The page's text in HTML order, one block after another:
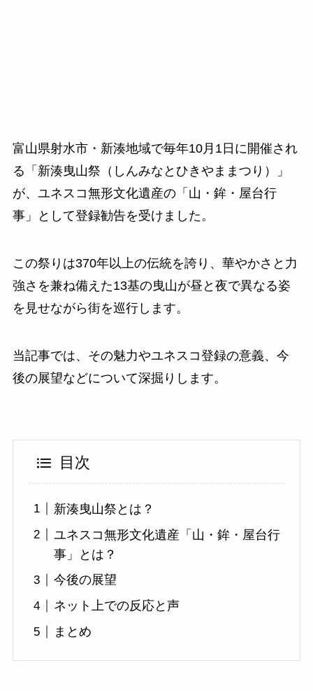
富山県射水市・新湊地域で毎年10月1日に開催され
る「新湊曳山祭（しんみなとひきやままつり）」
が、ユネスコ無形文化遺産の「山・鉾・屋台行
事」として登録勧告を受けました。
この祭りは370年以上の伝統を誇り、華やかさと力
強さを兼ね備えた13基の曳山が昼と夜で異なる姿
を見せながら街を巡行します。
当記事では、その魅力やユネスコ登録の意義、今
後の展望などについて深掘りします。
目次
新湊曳山祭とは？
ユネスコ無形文化遺産「山・鉾・屋台行
事」とは？
今後の展望
ネット上での反応と声
まとめ